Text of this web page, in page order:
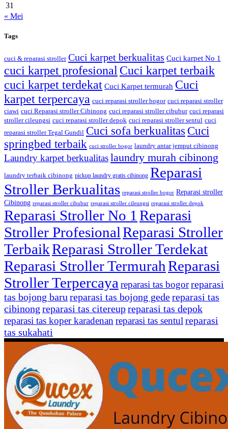
31
« Mei
Tags
cuci & reparasi stroller Cuci karpet berkualitas Cuci karpet No 1
cuci karpet profesional Cuci karpet terbaik
cuci karpet terdekat Cuci Karpet termurah Cuci
karpet terpercaya cuci reparasi stroller bogor cuci reparasi stroller
ciawi cuci Reparasi stroller Cibinong cuci reparasi stroller cibubur cuci reparasi
stroller cileungsi cuci reparasi stroller depok cuci reparasi stroller sentul cuci
reparasi stroller Tegal Gundil Cuci sofa berkualitas Cuci
springbed terbaik cuci stroller bogor laundry antar jemput cibinong
Laundry karpet berkualitaslaundry murah cibinong
laundry terbaik cibinong pickup laundry gratis cibinong Reparasi
Stroller Berkualitas reparasi stroller bogor Reparasi stroller
Cibinong reparasi stroller cibubur reparasi stroller cileungsi reparasi stroller depok
Reparasi Stroller No 1 Reparasi
Stroller ProfesionalReparasi Stroller
TerbaikReparasi Stroller Terdekat
Reparasi Stroller TermurahReparasi
Stroller Terpercaya reparasi tas bogorreparasi
tas bojong baru reparasi tas bojong gedereparasi tas
cibinong reparasi tas citereupreparasi tas depok
reparasi tas koper karadenanreparasi tas sentulreparasi
tas sukahati